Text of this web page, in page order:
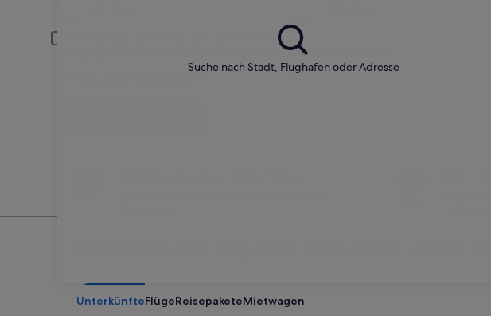
Suche nach Stadt, Flughafen oder Adresse
Für jüngere oder ältere Fahrer fällt möglicherweise eine weitere Gebühr an.
Gönn
1 Million
Entdecke mit Expedia eine Welt voller
UnterkünfteFlügeReisepaketeMietwagen